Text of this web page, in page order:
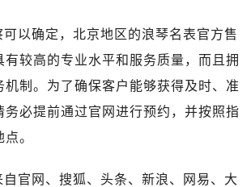
以确定，北京地区的浪琴名表官方售
有较高的专业水平和服务质量，而且拥
机制。为了确保客户能够获得及时、准
务必提前通过官网进行预约，并按照指
。
官网、搜狐、头条、新浪、网易、大